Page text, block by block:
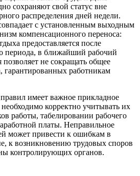
сохраняют свой статус вне
распределения дней недели.
с установленным выходным
компенсационного переноса:
предоставляется после
периода, в ближайший рабочий
позволяет не сокращать общее
гарантированных работникам
имеет важное прикладное
корректно учитывать их
работы, табелировании рабочего
платы. Неправильное
может привести к ошибкам в
к возникновению трудовых споров
контролирующих органов.